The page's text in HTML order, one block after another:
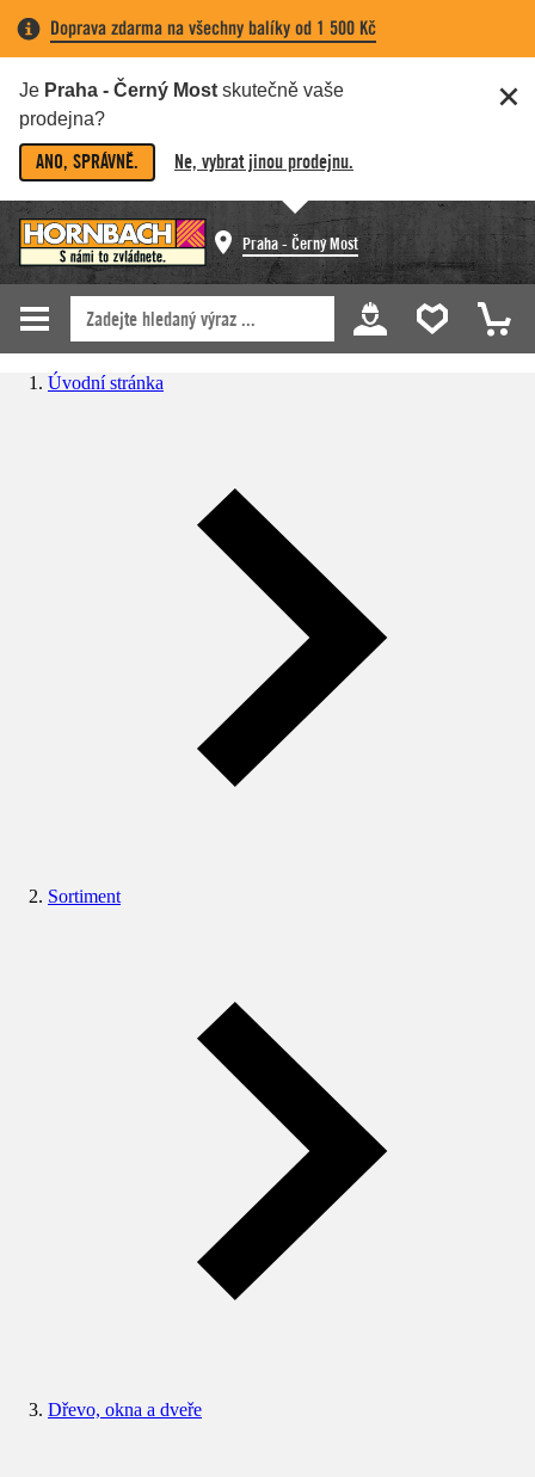
Doprava zdarma na všechny balíky od 1 500 Kč
Je Praha - Černý Most skutečně vaše
prodejna?
ANO, SPRÁVNĚ. Ne, vybrat jinou prodejnu.
Praha - Černý Most
Úvodní stránka
Sortiment
Dřevo, okna a dveře